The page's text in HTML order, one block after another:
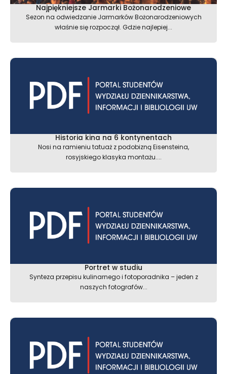
Najpiękniejsze Jarmarki Bożonarodzeniowe
Sezon na odwiedzanie Jarmarków Bożonarodzeniowych
właśnie się rozpoczął. Gdzie najlepiej...
Historia kina na 6 kontynentach
Nosi na ramieniu tatuaż z podobizną Eisensteina,
rosyjskiego klasyka montażu....
Portret w studiu
Synteza przepisu kulinarnego i fotoporadnika – jeden z
naszych fotografów...